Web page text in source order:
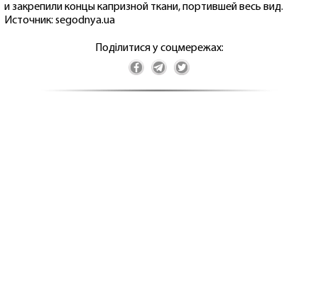
и закрепили концы капризной ткани, портившей весь вид.
Источник: segodnya.ua
Поділитися у соцмережах: